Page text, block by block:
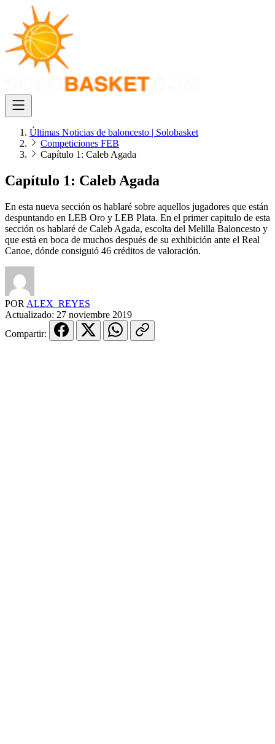
Últimas Noticias de baloncesto | Solobasket
Competiciones FEB
Capítulo 1: Caleb Agada
Capítulo 1: Caleb Agada
En esta nueva sección os hablaré sobre aquellos jugadores que están
despuntando en LEB Oro y LEB Plata. En el primer capitulo de esta
sección os hablaré de Caleb Agada, escolta del Melilla Baloncesto y
que está en boca de muchos después de su exhibición ante el Real
Canoe, dónde consiguió 46 créditos de valoración.
POR ALEX_REYES
Actualizado: 27 noviembre 2019
Compartir: